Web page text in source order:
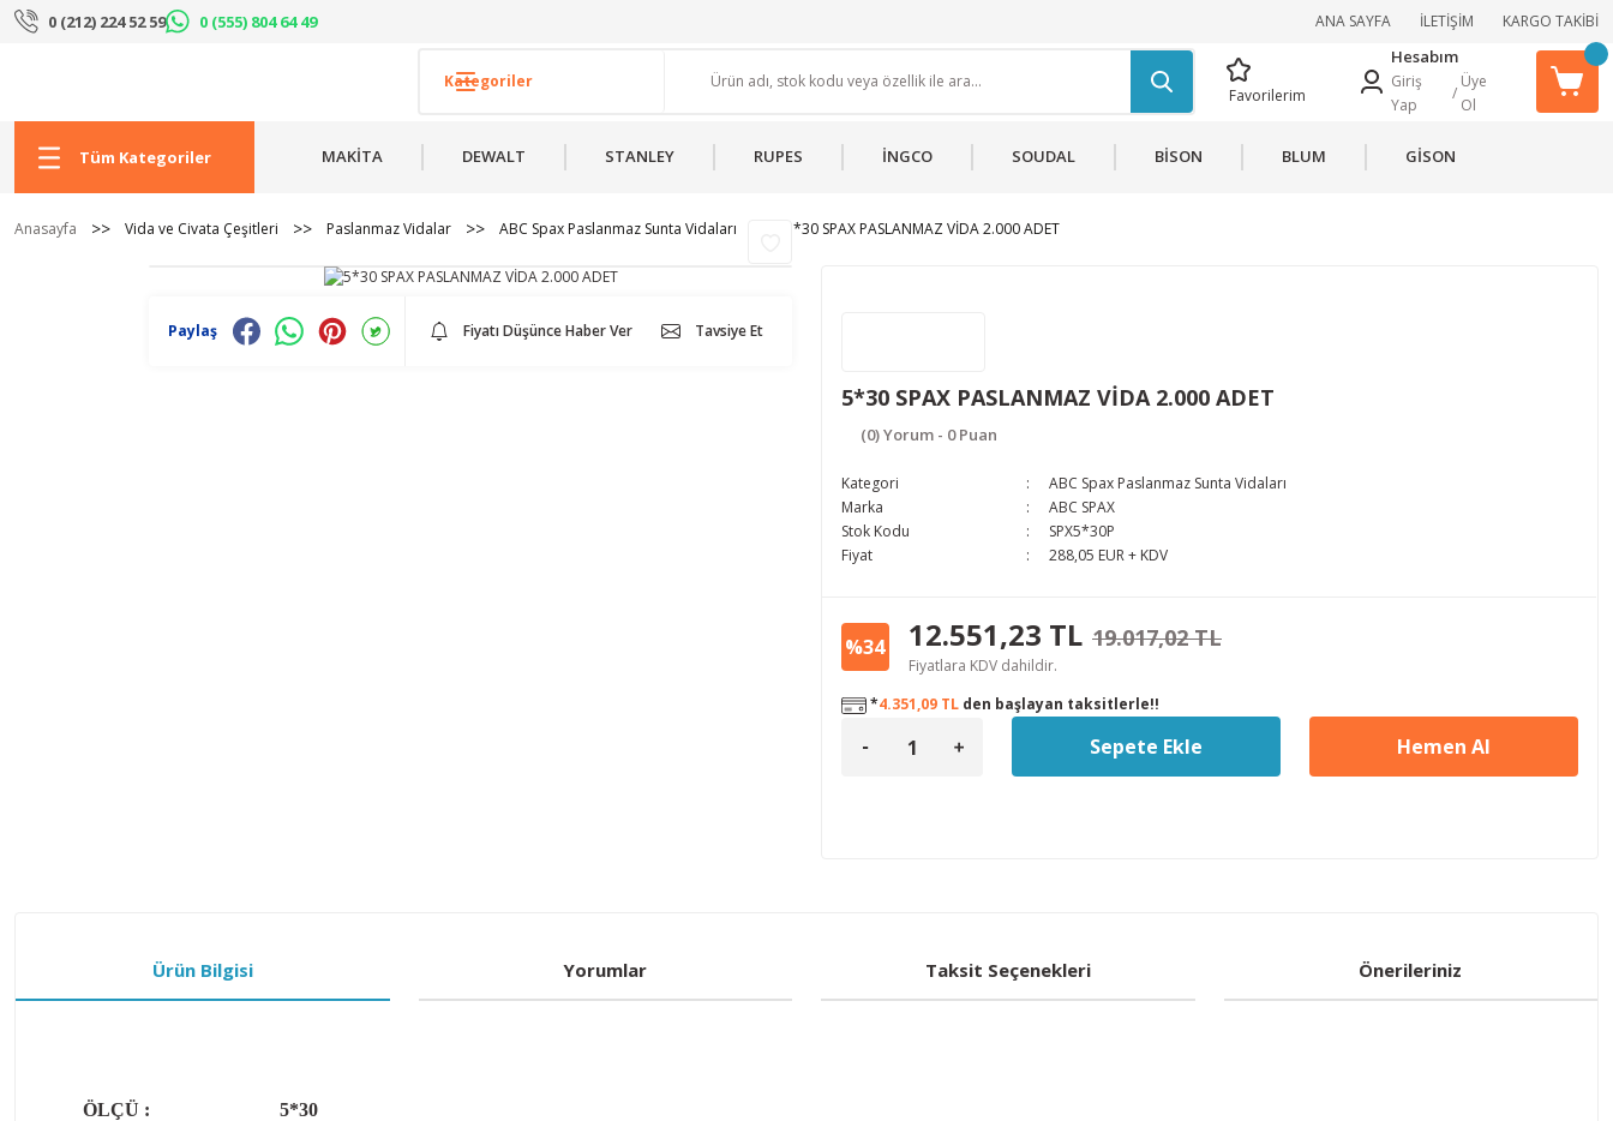
0 (212) 224 52 59 0 (555) 804 64 49 ANA SAYFA İLETİŞİM KARGO TAKİBİ
Favorilerim
Hesabım
Giriş
Yap
/
Üye
Ol
Tüm Kategoriler MAKİTA DEWALT STANLEY RUPES İNGCO SOUDAL BİSON BLUM GİSON
Anasayfa Vida ve Civata Çeşitleri Paslanmaz Vidalar ABC Spax Paslanmaz Sunta Vidaları 5*30 SPAX PASLANMAZ VİDA 2.000 ADET
Paylaş Fiyatı Düşünce Haber Ver Tavsiye Et
5*30 SPAX PASLANMAZ VİDA 2.000 ADET
(0) Yorum - 0 Puan
Kategori
ABC Spax Paslanmaz Sunta Vidaları
Marka
ABC SPAX
Stok Kodu
SPX5*30P
Fiyat
288,05 EUR + KDV
%34 12.551,23 TL 19.017,02 TL
Fiyatlara KDV dahildir.
*4.351,09 TL den başlayan taksitlerle!!
Sepete Ekle Hemen Al
Ürün Bilgisi Yorumlar Taksit Seçenekleri Önerileriniz
ÖLÇÜ : 5*30